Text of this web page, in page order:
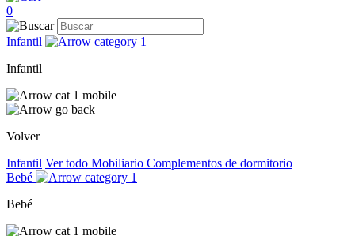
0
Infantil
Infantil
Volver
Infantil Ver todo Mobiliario Complementos de dormitorio
Bebé
Bebé